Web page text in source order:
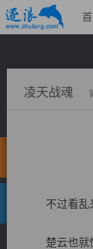
凌天战魂
不过看乱来
楚云也就懒